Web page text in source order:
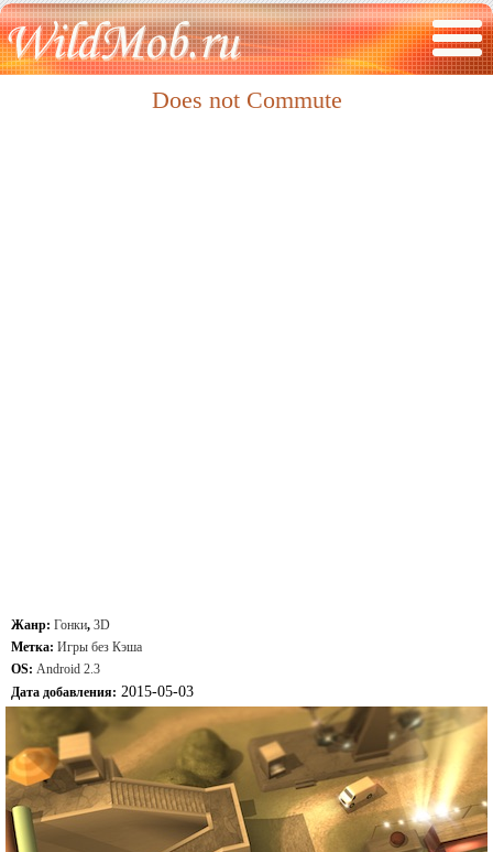
Does not Commute
Жанр: Гонки, 3D
Метка: Игры без Кэша
OS: Android 2.3
Дата добавления: 2015-05-03